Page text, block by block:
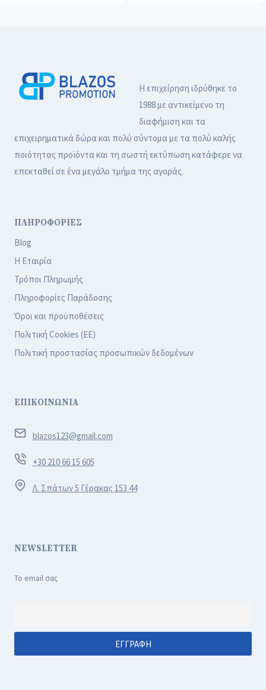
Η επιχείρηση ιδρύθηκε το
1988 με αντικείμενο τη
διαφήμιση και τα
επιχειρηματικά δώρα και πολύ σύντομα με τα πολύ καλής
ποιότητας προϊόντα και τη σωστή εκτύπωση κατάφερε να
επεκταθεί σε ένα μεγάλο τμήμα της αγοράς.
ΠΛΗΡΟΦΟΡΙΕΣ
Blog
Η Εταιρία
Τρόποι Πληρωμής
Πληροφορίες Παράδοσης
Όροι και προϋποθέσεις
Πολιτική Cookies (ΕΕ)
Πολιτική προστασίας προσωπικών δεδομένων
ΕΠΙΚΟΙΝΩΝΙΑ
blazos123@gmail.com
+30 210 66 15 605
Λ. Σπάτων 5 Γέρακας 153 44
NEWSLETTER
Το email σας